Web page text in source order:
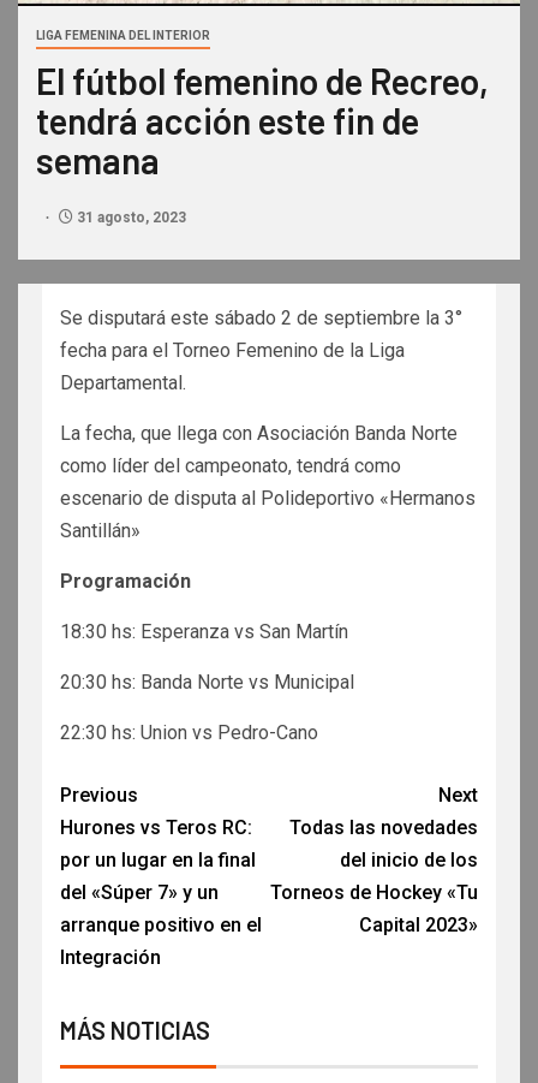
LIGA FEMENINA DEL INTERIOR
El fútbol femenino de Recreo,
tendrá acción este fin de
semana
31 agosto, 2023
Se disputará este sábado 2 de septiembre la 3°
fecha para el Torneo Femenino de la Liga
Departamental.
La fecha, que llega con Asociación Banda Norte
como líder del campeonato, tendrá como
escenario de disputa al Polideportivo «Hermanos
Santillán»
Programación
18:30 hs: Esperanza vs San Martín
20:30 hs: Banda Norte vs Municipal
22:30 hs: Union vs Pedro-Cano
Previous
Hurones vs Teros RC:
por un lugar en la final
del «Súper 7» y un
arranque positivo en el
Integración
Next
Todas las novedades
del inicio de los
Torneos de Hockey «Tu
Capital 2023»
MÁS NOTICIAS